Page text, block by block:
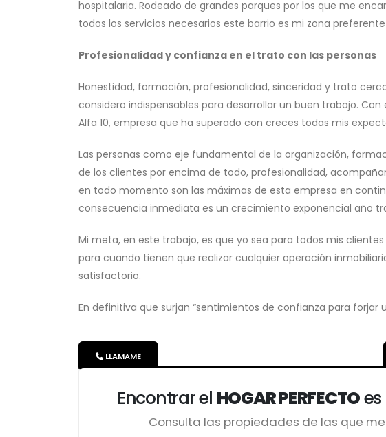
hospitalaria. Rodeado de grandes parques por los que me
todos los servicios necesarios este barrio es mi zona
Profesionalidad y confianza en el trato con las personas
Honestidad, formación, profesionalidad, sinceridad y trato
considero indispensables para desarrollar un buen trabajo.
Alfa 10, empresa que ha superado con creces todas mis
Las personas como eje fundamental de la organización,
de los clientes por encima de todo, profesionalidad,
en todo momento son las máximas de esta empresa en
consecuencia inmediata es un crecimiento exponencial año
Mi meta, en este trabajo, es que yo sea para todos mis
para cuando tienen que realizar cualquier operación
satisfactorio.
En definitiva que surjan “sentimientos de confianza para forjar
LLAMAME
Encontrar el HOGAR PERFECTO
Consulta las propiedades de las que